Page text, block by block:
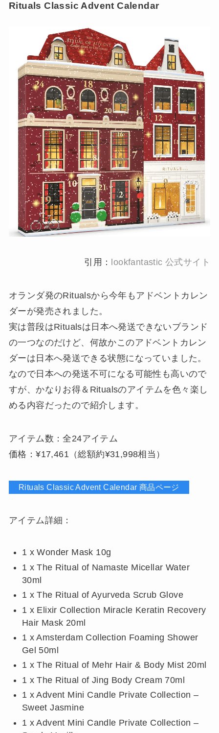
Rituals Classic Advent Calendar
引用： lookfantastic 公式サイト
オランダ発のRitualsから今年もアドベントカレン
ダーが発売されました。
実は普段はRitualsは日本へ発送できないブランド
の一つなのだけど、何故かこのアドベントカレン
ダーは日本へ発送できる状態になっていました。
なので日本への発送不可になる可能性も高いので
すが、かなりお得＆Ritualsのアイテムを色々楽し
める内容だったので紹介します。
アイテム数：全24アイテム
価格：¥17,461（総額約¥31,998相当）
Rituals Classic Advent Calendar 商品ページ
アイテム詳細：
1 x Wonder Mask 10g
1 x The Ritual of Namaste Micellar Water
30ml
1 x The Ritual of Ayurveda Scrub Glove
1 x Elixir Collection Miracle Keratin Recovery
Hair Mask 20ml
1 x Amsterdam Collection Foaming Shower
Gel 50ml
1 x The Ritual of Mehr Hair & Body Mist 20ml
1 x The Ritual of Jing Body Cream 70ml
1 x Advent Mini Candle Private Collection –
Sweet Jasmine
1 x Advent Mini Candle Private Collection –